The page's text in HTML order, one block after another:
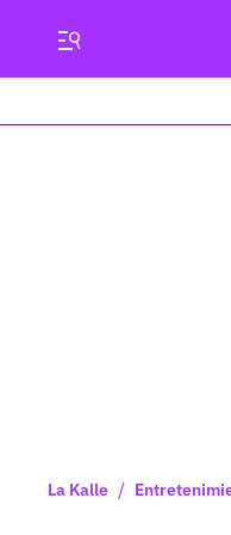
La Kalle /